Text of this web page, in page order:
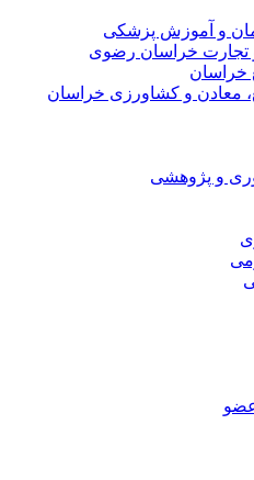
و آموزش پزشکی
تجارت خراسان رضوی
خراسان
معادن و کشاورزی خراسان
و پژوهشی